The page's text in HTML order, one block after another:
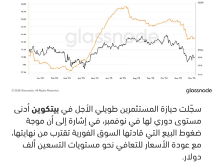
سجّلت حيازة المستثمرين طويلي الأجل في بيتكوينأدنى
مستوى دوري لها في نوفمبر، في إشارة إلى أن موجة
ضغوط البيع التي قادتها السوق الفورية تقترب من نهايتها،
مع عودة الأسعار للتعافي نحو مستويات التسعين ألف
دولار.